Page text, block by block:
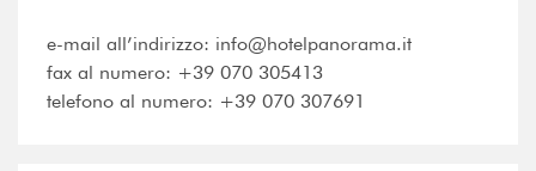
e-mail all’indirizzo: info@hotelpanorama.it
fax al numero: +39 070 305413
telefono al numero: +39 070 307691